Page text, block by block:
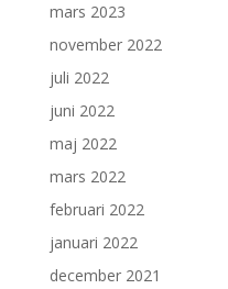
mars 2023
november 2022
juli 2022
juni 2022
maj 2022
mars 2022
februari 2022
januari 2022
december 2021